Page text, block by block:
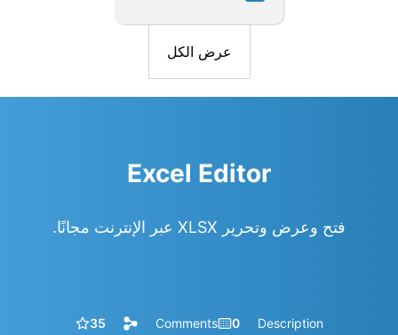
عرض الكل
Excel Editor
فتح وعرض وتحرير XLSX عبر الإنترنت مجانًا.
Description
0
Comments
35